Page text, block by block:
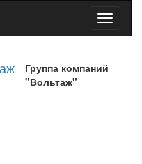
Toggle
Группа компаний
"Вольтаж"